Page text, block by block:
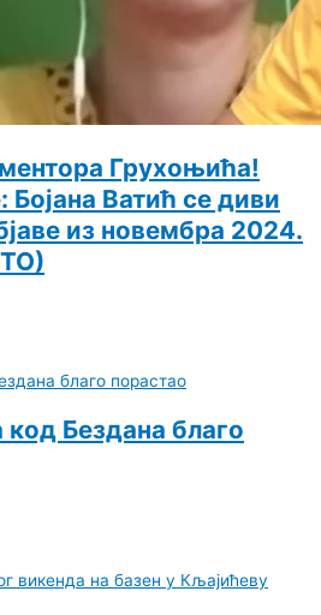
Грухоњића!
Ватић се диви
из новембра 2024.
код Бездана благо